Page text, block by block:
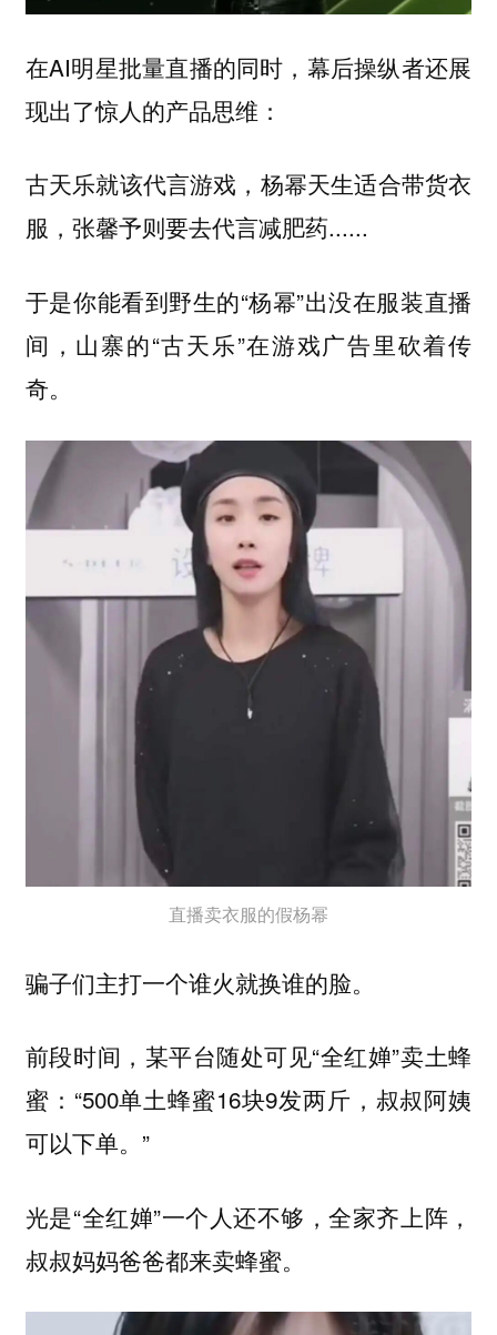
在AI明星批量直播的同时，幕后操纵者还展
现出了惊人的产品思维：
古天乐就该代言游戏，杨幂天生适合带货衣
服，张馨予则要去代言减肥药......
于是你能看到野生的“杨幂”出没在服装直播
间，山寨的“古天乐”在游戏广告里砍着传
奇。
直播卖衣服的假杨幂
骗子们主打一个谁火就换谁的脸。
前段时间，某平台随处可见“全红婵”卖土蜂
蜜：“500单土蜂蜜16块9发两斤，叔叔阿姨
可以下单。”
光是“全红婵”一个人还不够，全家齐上阵，
叔叔妈妈爸爸都来卖蜂蜜。